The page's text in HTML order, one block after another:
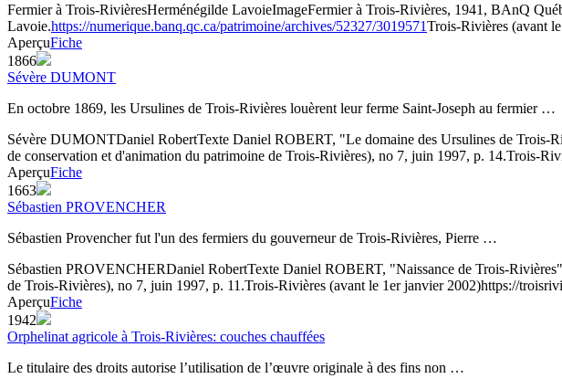
Fermier à Trois-RivièresHerménégilde LavoieImageFermier à Trois-Rivières, 1941, BAnQ
Lavoie.https://numerique.banq.qc.ca/patrimoine/archives/52327/3019571Trois-Rivières (avant
AperçuFiche
1866
Sévère DUMONT
En octobre 1869, les Ursulines de Trois-Rivières louèrent leur ferme Saint-Joseph au fermier …
Sévère DUMONTDaniel RobertTexte Daniel ROBERT, "Le domaine des Ursulines de Trois-
de conservation et d'animation du patrimoine de Trois-Rivières), no 7, juin 1997, p. 14.Trois-
AperçuFiche
1663
Sébastien PROVENCHER
Sébastien Provencher fut l'un des fermiers du gouverneur de Trois-Rivières, Pierre …
Sébastien PROVENCHERDaniel RobertTexte Daniel ROBERT, "Naissance de Trois-
de Trois-Rivières), no 7, juin 1997, p. 11.Trois-Rivières (avant le 1er janvier 2002)https://
AperçuFiche
1942
Orphelinat agricole à Trois-Rivières: couches chauffées
Le titulaire des droits autorise l’utilisation de l’œuvre originale à des fins non …